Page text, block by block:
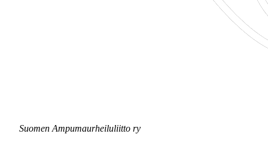
Suomen Ampumaurheiluliitto ry